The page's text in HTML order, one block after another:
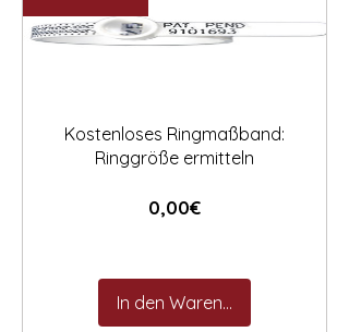
Kostenloses Ringmaßband:
Ringgröße ermitteln
0,00€Preis
In den Warenkorb